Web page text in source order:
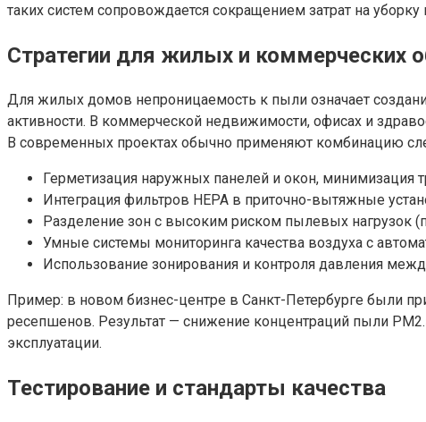
таких систем сопровождается сокращением затрат на
Стратегии для жилых и коммерческих
Для жилых домов непроницаемость к пыли означает
активности. В коммерческой недвижимости, офисах и
В современных проектах обычно применяют комбинацию
Герметизация наружных панелей и окон, минимизация
Интеграция фильтров HEPA в приточно-вытяжные
Разделение зон с высоким риском пылевых нагрузок
Умные системы мониторинга качества воздуха с
Использование зонирования и контроля давления
Пример: в новом бизнес-центре в Санкт-Петербурге были
ресепшенов. Результат — снижение концентраций пыли
эксплуатации.
Тестирование и стандарты качества